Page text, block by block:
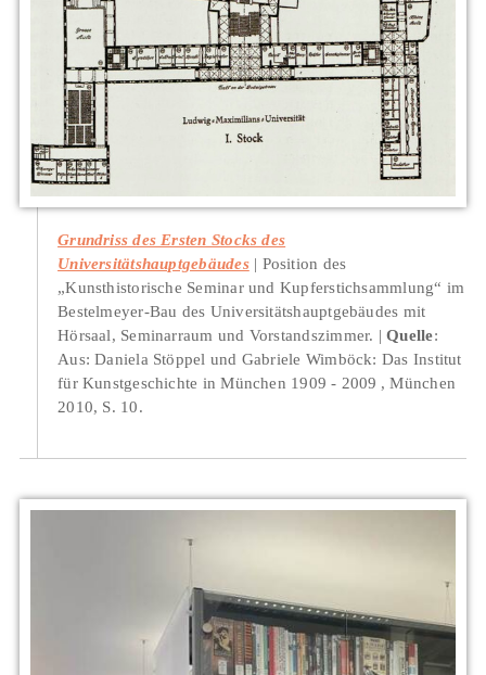
Grundriss des Ersten Stocks des
Universitätshauptgebäudes
Position des
„Kunsthistorische Seminar und Kupferstichsammlung“ im
Bestelmeyer-Bau des Universitätshauptgebäudes mit
Hörsaal, Seminarraum und Vorstandszimmer.
Quelle:
Aus: Daniela Stöppel und Gabriele Wimböck: Das Institut
für Kunstgeschichte in München 1909 - 2009 , München
2010, S. 10.